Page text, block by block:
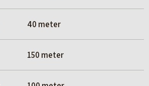
40 meter
150 meter